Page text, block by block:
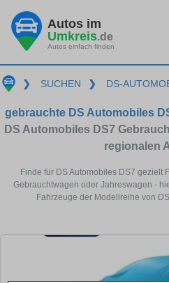
Autos im
Umkreis.de
Autos einfach finden
❯ SUCHEN ❯ DS-
gebrauchte DS Automobiles
DS Automobiles DS7
regionalen
Finde für DS Automobiles DS7 gezielt
Gebrauchtwagen oder Jahreswagen -
Fahrzeuge der Modellreihe von